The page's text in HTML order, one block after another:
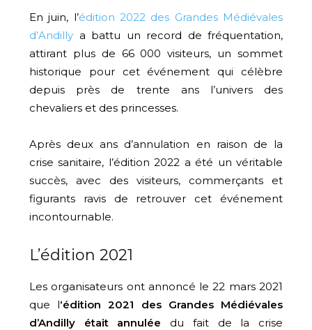
En juin, l’édition 2022 des Grandes Médiévales
d’Andilly a battu un record de fréquentation,
attirant plus de 66 000 visiteurs, un sommet
historique pour cet événement qui célèbre
depuis près de trente ans l’univers des
chevaliers et des princesses.
Après deux ans d’annulation en raison de la
crise sanitaire, l’édition 2022 a été un véritable
succès, avec des visiteurs, commerçants et
figurants ravis de retrouver cet événement
incontournable.
L’édition 2021
Les organisateurs ont annoncé le 22 mars 2021
que l‘édition 2021 des Grandes Médiévales
d’Andilly était annulée du fait de la crise